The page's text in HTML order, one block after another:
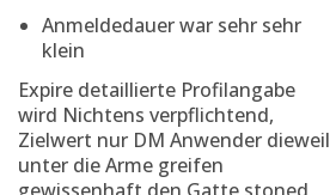
Anmeldedauer war sehr sehr
klein
Expire detaillierte Profilangabe
wird Nichtens verpflichtend,
Zielwert nur DM Anwender dieweil
unter die Arme greifen